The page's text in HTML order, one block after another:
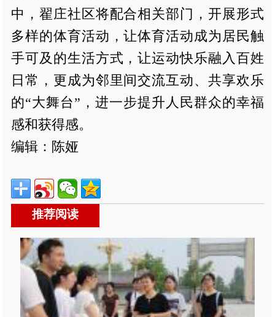
中，翟庄社区将配合相关部门，开展形式
多样的体育活动，让体育活动成为居民触
手可及的生活方式，让运动快乐融入百姓
日常，更成为邻里间交流互动、共享欢乐
的“大舞台”，进一步提升人民群众的幸福
感和获得感。
编辑：陈娅
推荐阅读